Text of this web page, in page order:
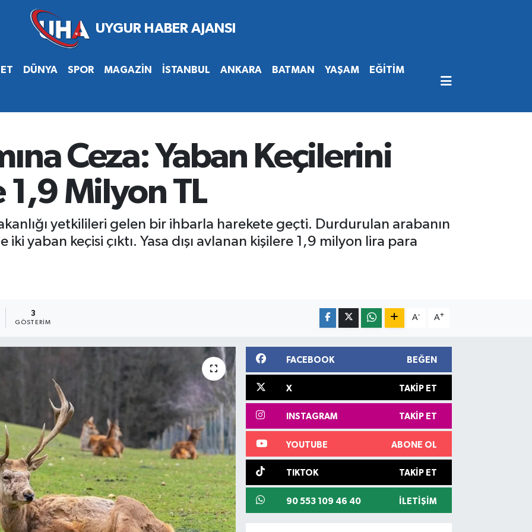
DÜNYA SPOR MAGAZİN İSTANBUL ANKARA BATMAN YAŞAM EĞİTİM
Ceza: Yaban Keçilerini
1,9 Milyon TL
yetkilileri gelen bir ihbarla harekete geçti. Durdurulan arabanın
iki yaban keçisi çıktı. Yasa dışı avlanan kişilere 1,9 milyon lira para
3
GÖSTERIM
A- A+
FACEBOOK BEĞEN
X TAKIP ET
INSTAGRAM TAKIP ET
YOUTUBE ABONE OL
TIKTOK TAKIP ET
90 553 109 46 40 İLETIŞIM